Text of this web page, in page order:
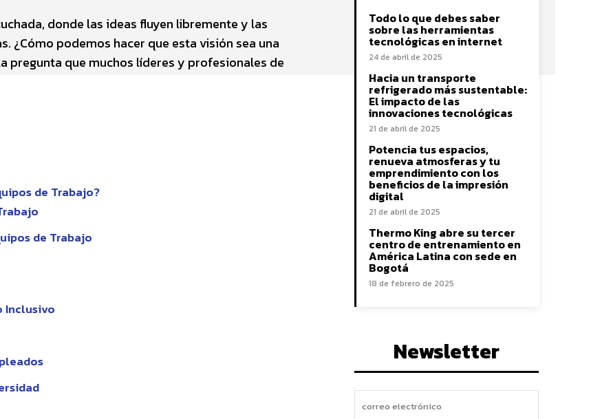
donde las ideas fluyen libremente y las
¿Cómo podemos hacer que esta visión sea una
pregunta que muchos líderes y profesionales de
de Trabajo?
de Trabajo
Inclusivo
Todo lo que debes saber
sobre las herramientas
tecnológicas en internet
24 de abril de 2025
Hacia un transporte
refrigerado más sustentable:
El impacto de las
innovaciones tecnológicas
21 de abril de 2025
Potencia tus espacios,
renueva atmosferas y tu
emprendimiento con los
beneficios de la impresión
digital
21 de abril de 2025
Thermo King abre su tercer
centro de entrenamiento en
América Latina con sede en
Bogotá
18 de febrero de 2025
Newsletter